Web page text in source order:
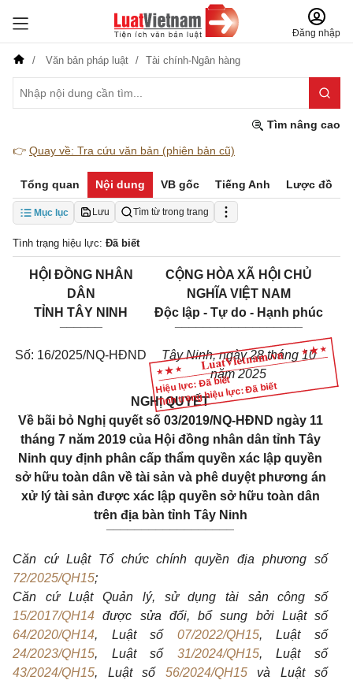
Đăng nhập
Văn bản pháp luật Tài chính-Ngân hàng
Tìm nâng cao
👉 Quay về: Tra cứu văn bản (phiên bản cũ)
Tổng quan Nội dung VB gốc Tiếng Anh Lược đồ
Mục lục Lưu Tìm từ trong trang
Tình trạng hiệu lực: Đã biết
Hiệu lực: Đã biết
Tình trạng hiệu lực: Đã biết
HỘI ĐỒNG NHÂN
DÂN
TỈNH TÂY NINH
CỘNG HÒA XÃ HỘI CHỦ
NGHĨA VIỆT NAM
Độc lập - Tự do - Hạnh phúc
__________________
Số: 16/2025/NQ-HĐND
Tây Ninh, ngày 28 tháng 10
năm 2025
NGHỊ QUYẾT
Về bãi bỏ Nghị quyết số 03/2019/NQ-HĐND ngày 11
tháng 7 năm 2019 của Hội đồng nhân dân tỉnh Tây
Ninh quy định phân cấp thẩm quyền xác lập quyền
sở hữu toàn dân về tài sản và phê duyệt phương án
xử lý tài sản được xác lập quyền sở hữu toàn dân
trên địa bàn tỉnh Tây Ninh
__________________
Căn cứ Luật Tổ chức chính quyền địa phương số
72/2025/QH15;
Căn cứ Luật Quản lý, sử dụng tài sản công số
15/2017/QH14 được sửa đổi, bổ sung bởi Luật số
64/2020/QH14, Luật số 07/2022/QH15, Luật số
24/2023/QH15, Luật số 31/2024/QH15, Luật số
43/2024/QH15, Luật số 56/2024/QH15và Luật số